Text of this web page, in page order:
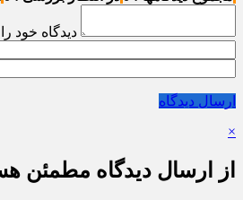
دیدگاه خود را
ارسال دیدگاه
×
از ارسال دیدگاه مطمئن